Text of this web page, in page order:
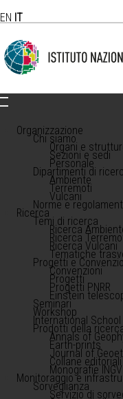
EN IT
Organizzazione
Chi siamo
Organi e
Sezioni e sedi
Personale
Dipartimenti di
Ambiente
Terremoti
Vulcani
Norme e
Ricerca
Temi di ricerca
Ricerca
Ricerca
Ricerca Vulcani
Tematiche
Progetti e
Convenzioni
Progetti
Progetti PNRR
Einstein
Seminari
Workshop
International
Prodotti della
Annals of
Earth-prints
Journal of
Collane editoriali
Monografie INGV
Monitoraggio e
Sorveglianza
Servizio di